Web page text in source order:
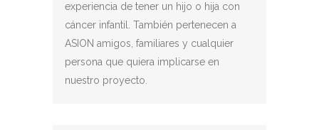
experiencia de tener un hijo o hija con
cáncer infantil. También pertenecen a
ASION amigos, familiares y cualquier
persona que quiera implicarse en
nuestro proyecto.